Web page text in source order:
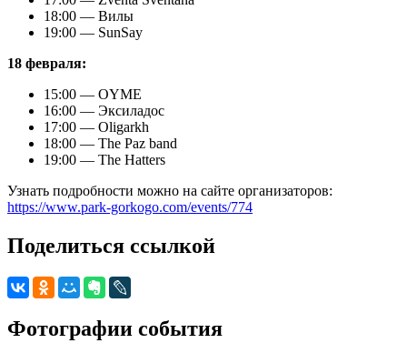
18:00 — Вилы
19:00 — SunSay
18 февраля:
15:00 — OYME
16:00 — Эксиладос
17:00 — Oligarkh
18:00 — The Paz band
19:00 — The Hatters
Узнать подробности можно на сайте организаторов:
https://www.park-gorkogo.com/events/774
Поделиться ссылкой
Фотографии события